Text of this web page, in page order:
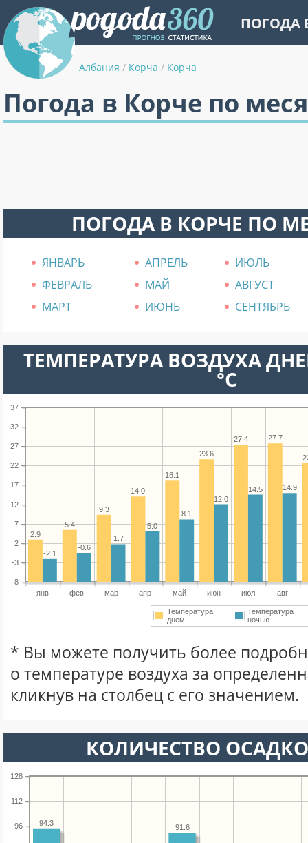
ПОГОДА
Албания / Корча / Корча
Погода в Корче по
ПОГОДА В КОРЧЕ ПО
ЯНВАРЬ АПРЕЛЬ
ИЮЛЬ
ФЕВРАЛЬ
МАЙ
АВГУСТ
МАРТ
ИЮНЬ СЕНТЯБРЬ
ТЕМПЕРАТУРА ВОЗДУХА
°C
янв фев мар апр май июн июл авг
-8
-3
2
7
12
17
22
27
32
37
27.7
27.4
23.6
18.1
14.0
9.3
5.4
2.9
14.9
14.5
12.0
8.1
5.0
1.7
-0.6
-2.1
Температура
днем
Температура
ночью
* Вы можете получить более
о температуре воздуха за
кликнув на столбец с его значением.
КОЛИЧЕСТВО
96
112
128
91.6
94.3